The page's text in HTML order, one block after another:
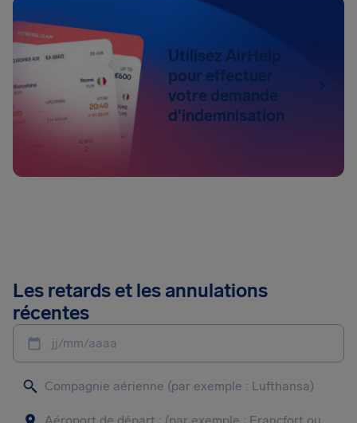
Utilisez AirHelp
pour effectuer
votre demande
d'indemnisation
Les retards et les annulations
récentes
jj/mm/aaaa